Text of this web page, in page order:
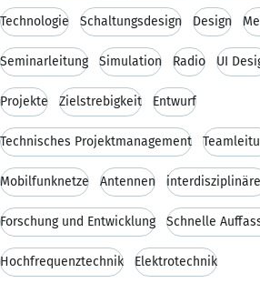
Technologie Schaltungsdesign Design
Seminarleitung Simulation Radio UI
Projekte Zielstrebigkeit Entwurf
Technisches Projektmanagement
Mobilfunknetze Antennen
Forschung und Entwicklung Schnelle
Hochfrequenztechnik Elektrotechnik